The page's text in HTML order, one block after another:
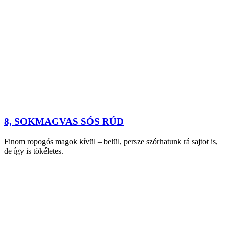
8, SOKMAGVAS SÓS RÚD
Finom ropogós magok kívül – belül, persze szórhatunk rá sajtot is,
de így is tökéletes.